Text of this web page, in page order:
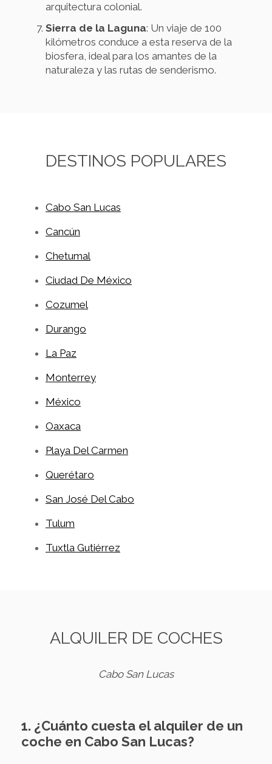
arquitectura colonial.
Sierra de la Laguna: Un viaje de 100
kilómetros conduce a esta reserva de la
biosfera, ideal para los amantes de la
naturaleza y las rutas de senderismo.
DESTINOS POPULARES
Cabo San Lucas
Cancún
Chetumal
Ciudad De México
Cozumel
Durango
La Paz
Monterrey
México
Oaxaca
Playa Del Carmen
Querétaro
San José Del Cabo
Tulum
Tuxtla Gutiérrez
ALQUILER DE COCHES
Cabo San Lucas
1. ¿Cuánto cuesta el alquiler de un
coche en Cabo San Lucas?